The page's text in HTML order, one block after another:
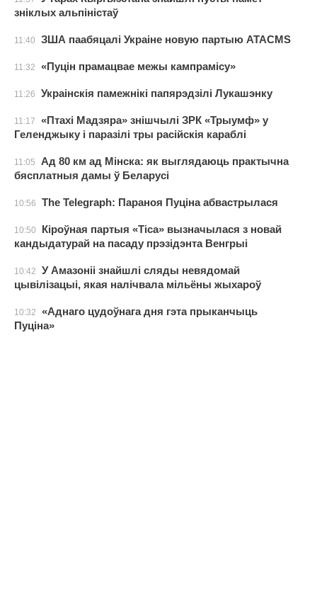
зніклых альпіністаў
11:40 ЗША паабяцалі Украіне новую партыю ATACMS
11:32 «Пуцін прамацвае межы кампрамісу»
11:26 Украінскія памежнікі папярэдзілі Лукашэнку
11:17
«Птахі Мадзяра» знішчылі ЗРК «Трыумф» у
Геленджыку і паразілі тры расійскія караблі
11:05
Ад 80 км ад Мінска: як выглядаюць практычна
бясплатныя дамы ў Беларусі
10:56 The Telegraph: Параноя Пуціна абвастрылася
10:50
Кіроўная партыя «Тіса» вызначылася з новай
кандыдатурай на пасаду прэзідэнта Венгрыі
10:42
У Амазоніі знайшлі сляды невядомай
цывілізацыі, якая налічвала мільёны жыхароў
10:32
«Аднаго цудоўнага дня гэта прыканчыць
Пуціна»